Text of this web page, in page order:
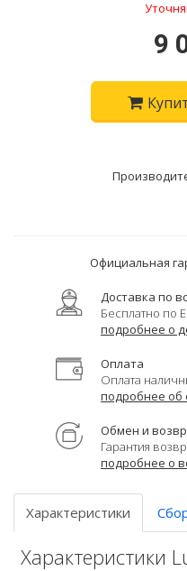
9
Официальная
Доставка по
Бесплатно по
подробнее о
Оплата
Оплата
подробнее об
Обмен и
Гарантия
подробнее о
Характеристики
Характеристики